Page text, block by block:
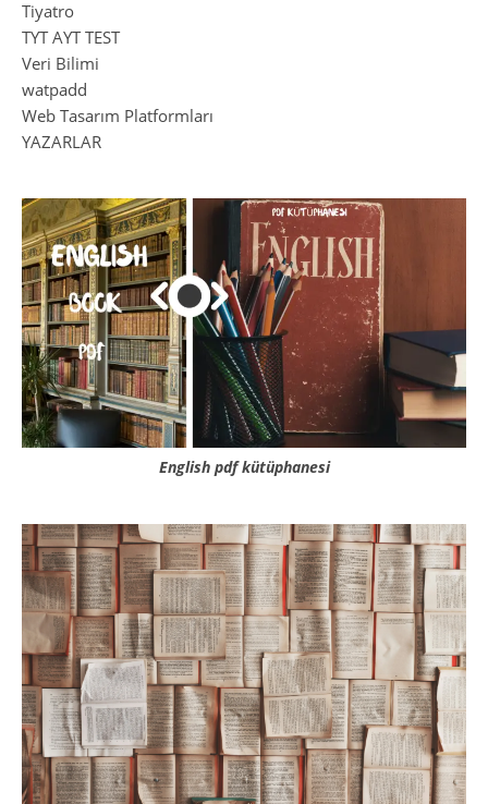
Tiyatro
TYT AYT TEST
Veri Bilimi
watpadd
Web Tasarım Platformları
YAZARLAR
English pdf kütüphanesi